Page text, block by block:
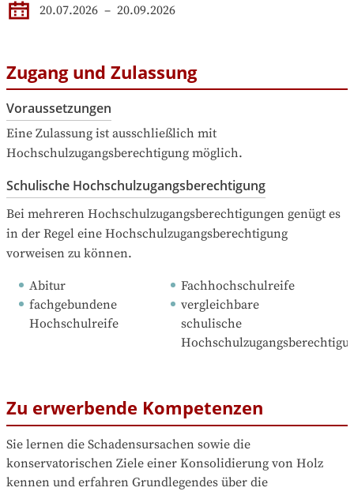
20.07.2026 – 20.09.2026
Zugang und Zulassung
Voraussetzungen
Eine Zulassung ist ausschließlich mit
Hochschulzugangsberechtigung möglich.
Schulische Hochschulzugangsberechtigung
Bei mehreren Hochschulzugangsberechtigungen genügt es
in der Regel eine Hochschulzugangsberechtigung
vorweisen zu können.
Abitur
Fachhochschulreife
fachgebundene
Hochschulreife
vergleichbare
schulische
Zu erwerbende Kompetenzen
Sie lernen die Schadensursachen sowie die
konservatorischen Ziele einer Konsolidierung von Holz
kennen und erfahren Grundlegendes über die